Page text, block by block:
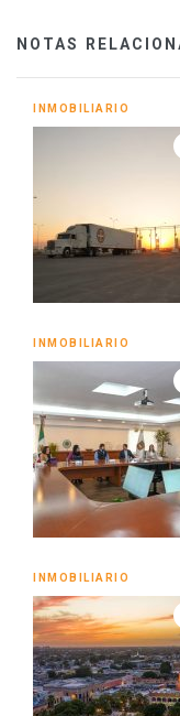
NOTAS
INMOBILIARIO
INMOBILIARIO
INMOBILIARIO